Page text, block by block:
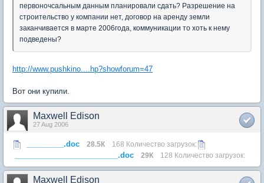
первоночсальным данным планировали сдать? Разрешение на
строительство у компании нет, договор на аренду земли
заканчивается в марте 2006года, коммуникации то хоть к нему
подведены?
http://www.pushkino....hp?showforum=47
Вот они купили.
Maxwell Edison
27 Aug 2006
_________.doc 28.5К 168 Количество загрузок:
_________________________.doc 29К 128 Количество загрузок:
Maxwell Edison